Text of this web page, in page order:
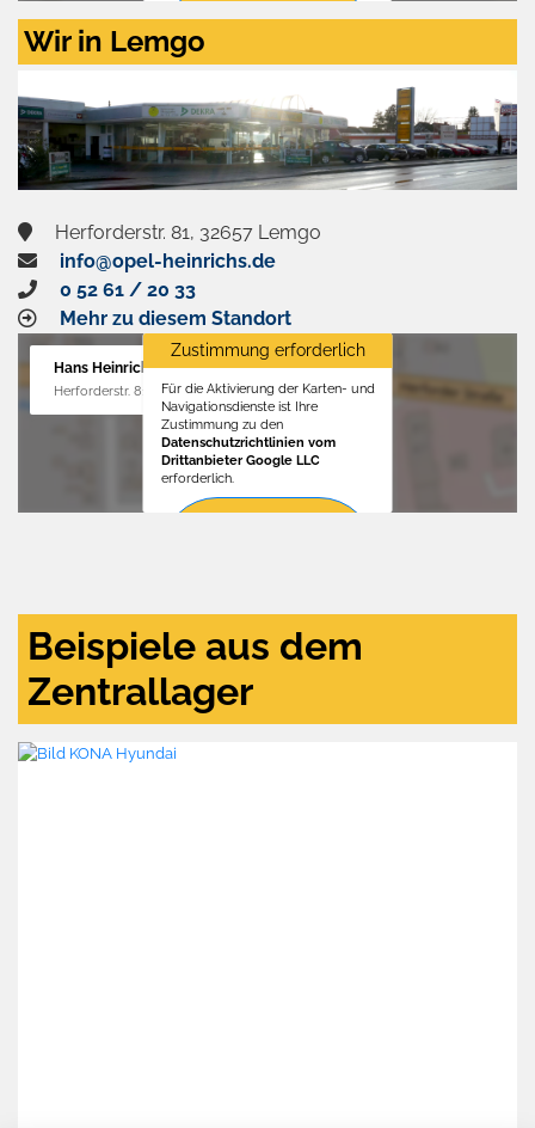
Zustimmen
aktivieren
Wir in Lemgo
Herforderstr. 81, 32657 Lemgo
info@opel-heinrichs.de
0 52 61 / 20 33
Mehr zu diesem Standort
Hans Heinrichs GmbH
Herforderstr. 81, 32657 Lemgo
Zustimmung erforderlich
Für die Aktivierung der Karten- und
Navigationsdienste ist Ihre
Zustimmung zu den
Datenschutzrichtlinien vom
Drittanbieter Google LLC
erforderlich.
Beispiele aus dem
Zentrallager